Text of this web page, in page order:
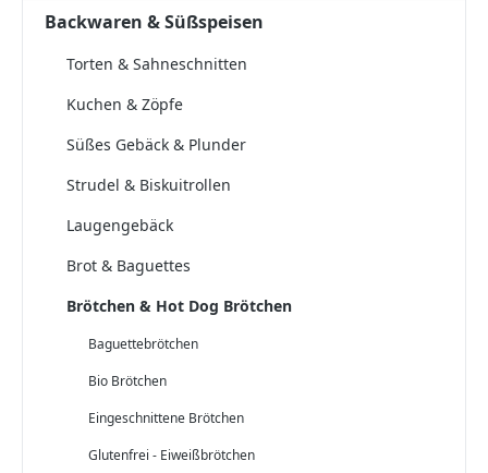
Backwaren & Süßspeisen
Torten & Sahneschnitten
Kuchen & Zöpfe
Süßes Gebäck & Plunder
Strudel & Biskuitrollen
Laugengebäck
Brot & Baguettes
Brötchen & Hot Dog Brötchen
Baguettebrötchen
Bio Brötchen
Eingeschnittene Brötchen
Glutenfrei - Eiweißbrötchen